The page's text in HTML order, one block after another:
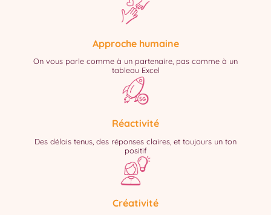
Approche humaine
On vous parle comme à un partenaire, pas comme à un
tableau Excel
Réactivité
Des délais tenus, des réponses claires, et toujours un ton
positif
Créativité